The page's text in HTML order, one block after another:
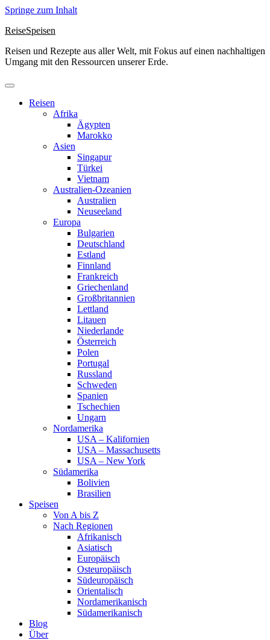
Springe zum Inhalt
ReiseSpeisen
Reisen und Rezepte aus aller Welt, mit Fokus auf einen nachhaltigen
Umgang mit den Ressourcen unserer Erde.
Reisen
Afrika
Ägypten
Marokko
Asien
Singapur
Türkei
Vietnam
Australien-Ozeanien
Australien
Neuseeland
Europa
Bulgarien
Deutschland
Estland
Finnland
Frankreich
Griechenland
Großbritannien
Lettland
Litauen
Niederlande
Österreich
Polen
Portugal
Russland
Schweden
Spanien
Tschechien
Ungarn
Nordamerika
USA – Kalifornien
USA – Massachusetts
USA – New York
Südamerika
Bolivien
Brasilien
Speisen
Von A bis Z
Nach Regionen
Afrikanisch
Asiatisch
Europäisch
Osteuropäisch
Südeuropäisch
Orientalisch
Nordamerikanisch
Südamerikanisch
Blog
Über